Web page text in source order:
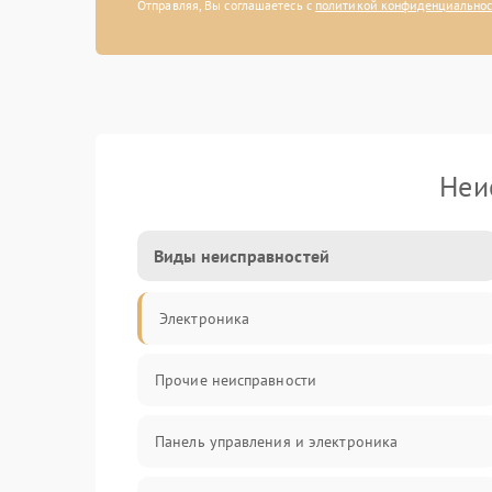
Отправляя, Вы соглашаетесь с политикой
Виды неисправностей
Электроника
Прочие неисправности
Панель управления и электроника